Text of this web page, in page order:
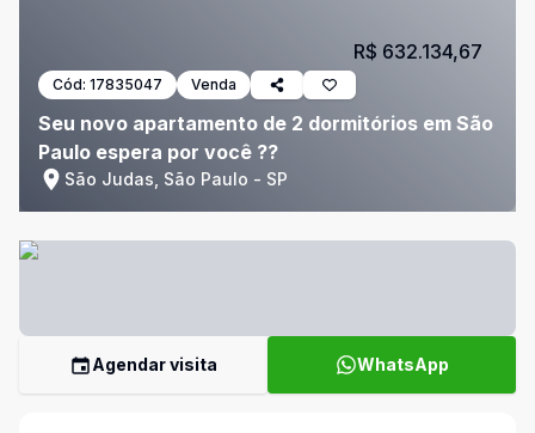
Cód: 17835047 Venda
Seu novo apartamento de 2 dormitórios em São
Paulo espera por você ??
São Judas, São Paulo - SP
R$ 632.134,67
Agendar visita WhatsApp